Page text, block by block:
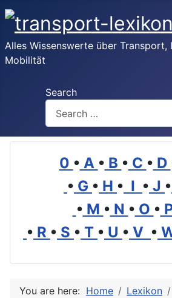
Alles Wissenswerte über Transport,
Mobilität
Search
0 • A • B • C • D
• G • H • I • J •
• M • N • O •
• R • S • T • U • V •
You are here: Home Lexikon